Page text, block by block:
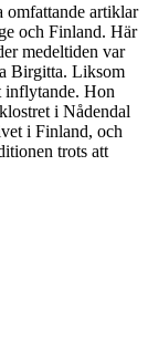
artiklar
och Finland. Här
medeltiden var
Birgitta. Liksom
inflytande. Hon
i Nådendal
i Finland, och
trots att